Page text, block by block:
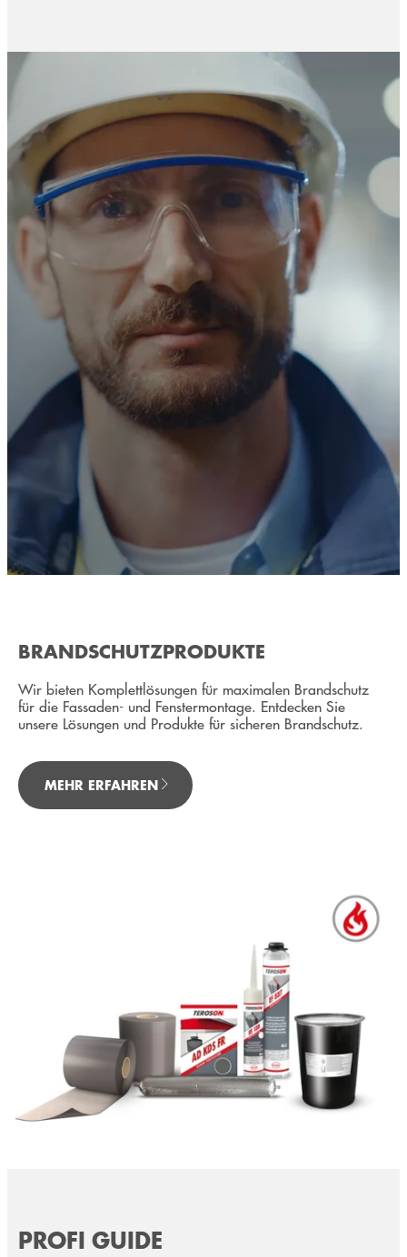
BRANDSCHUTZPRODUKTE
Wir bieten Komplettlösungen für maximalen Brandschutz
für die Fassaden- und Fenstermontage. Entdecken Sie
unsere Lösungen und Produkte für sicheren Brandschutz.
MEHR ERFAHREN
PROFI GUIDE